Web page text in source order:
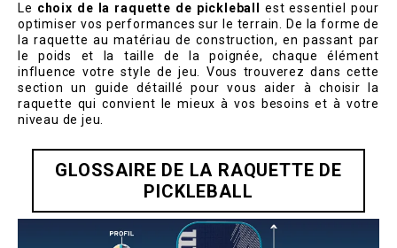
Le choix de la raquette de pickleball
est essentiel pour
optimiser vos performances sur le terrain. De la forme de
la raquette au matériau de construction, en passant par
le poids et la taille de la poignée, chaque élément
influence votre style de jeu. Vous trouverez dans cette
section un guide détaillé pour vous aider à choisir la
raquette qui convient le mieux à vos besoins et à votre
niveau de jeu.
GLOSSAIRE DE LA RAQUETTE DE
PICKLEBALL